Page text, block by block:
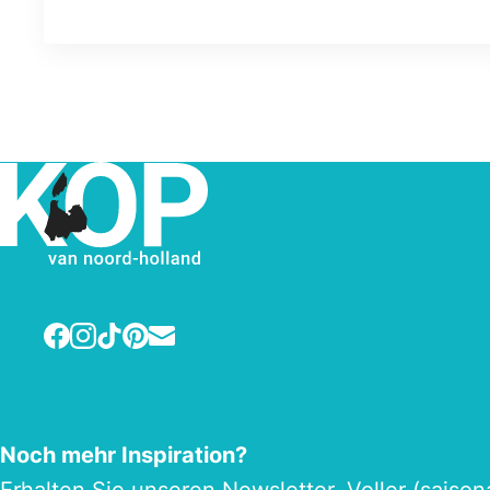
Facebook
Instagram
TikTok
Pinterest
E-mail
Noch mehr Inspiration?